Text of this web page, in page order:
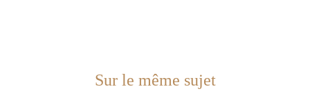
Sur le même sujet